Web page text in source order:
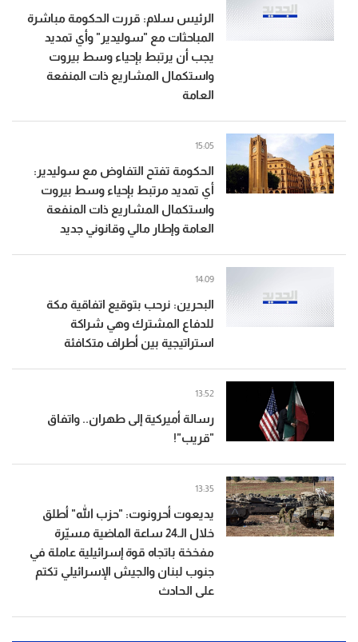
الرئيس سلام: قررت الحكومة مباشرة
المباحثات مع "سوليدير" وأي تمديد
يجب أن يرتبط بإحياء وسط بيروت
واستكمال المشاريع ذات المنفعة
العامة
الحكومة تفتح التفاوض مع سوليدير:
أي تمديد مرتبط بإحياء وسط بيروت
واستكمال المشاريع ذات المنفعة
العامة وإطار مالي وقانوني جديد
15:05
البحرين: نرحب بتوقيع اتفاقية مكة
للدفاع المشترك وهي شراكة
استراتيجية بين أطراف متكافئة
14:09
رسالة أميركية إلى طهران.. واتفاق
"قريب"!
13:52
يديعوت أحرونوت: "حزب الله" أطلق
خلال الـ24 ساعة الماضية مسيّرة
مفخخة باتجاه قوة إسرائيلية عاملة في
جنوب لبنان والجيش الإسرائيلي تكتم
على الحادث
13:35